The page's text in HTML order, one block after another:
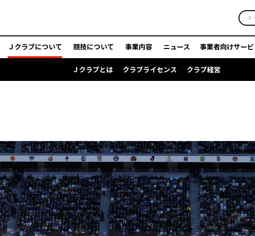
Ｊクラブについて
Ｊクラブとは クラブライセンス クラブ経営
競技について 事業内容 ニュース 事業者向けサー